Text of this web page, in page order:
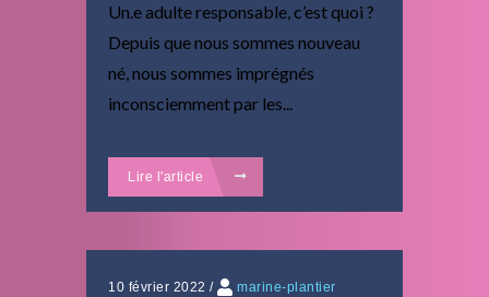
Un.e adulte responsable, c’est quoi ?
Depuis que nous sommes nouveau
né, nous sommes imprégnés
inconsciemment par les...
Lire l'article
10 février 2022 / marine-plantier